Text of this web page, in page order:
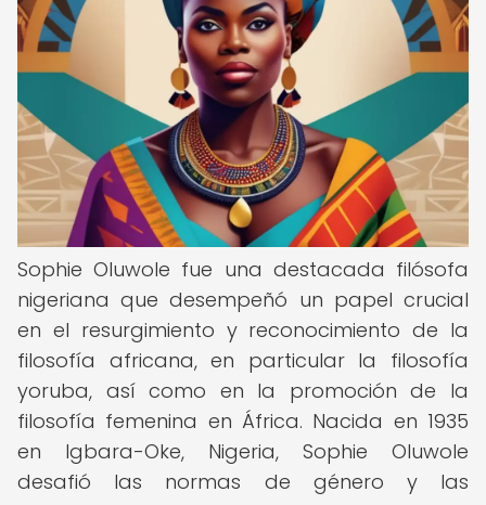
Sophie Oluwole fue una destacada filósofa
nigeriana que desempeñó un papel crucial
en el resurgimiento y reconocimiento de la
filosofía africana, en particular la filosofía
yoruba, así como en la promoción de la
filosofía femenina en África. Nacida en 1935
en Igbara-Oke, Nigeria, Sophie Oluwole
desafió las normas de género y las